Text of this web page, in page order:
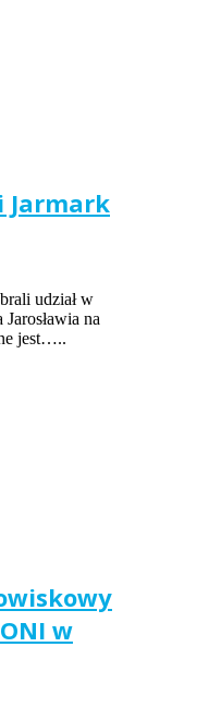
Jarmark
udział w
na
jest…..
w